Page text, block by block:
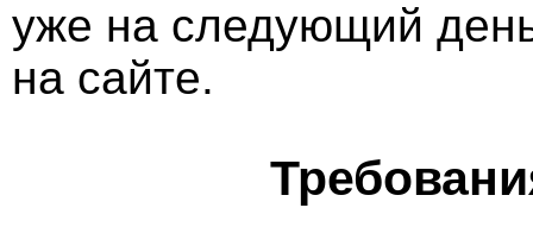
уже на следующий
на сайте.